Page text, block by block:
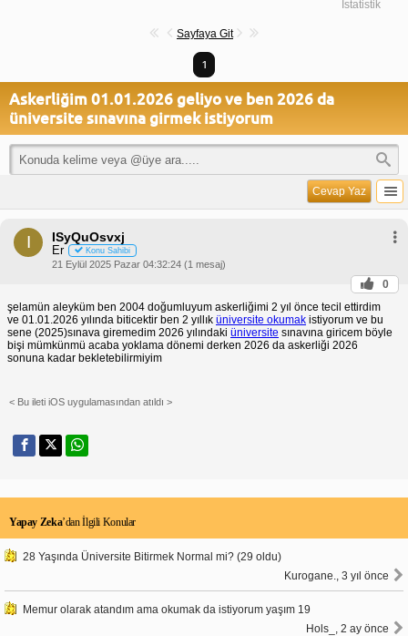
İstatistik
Sayfaya Git
1
Askerliğim 01.01.2026 geliyo ve ben 2026 da
üniversite sınavına girmek istiyorum
Cevap Yaz
I ISyQuOsvxj
Er Konu Sahibi
21 Eylül 2025 Pazar 04:32:24 (1 mesaj)
0
şelamün aleyküm ben 2004 doğumluyum askerliğimi 2 yıl önce tecil ettirdim
ve 01.01.2026 yılında biticektir ben 2 yıllık üniversite okumak istiyorum ve bu
sene (2025)sınava giremedim 2026 yılındaki üniversite sınavına giricem böyle
bişi mümkünmü acaba yoklama dönemi derken 2026 da askerliği 2026
sonuna kadar bekletebilirmiyim
< Bu ileti iOS uygulamasından atıldı >
Yapay Zeka’dan İlgili Konular
28 Yaşında Üniversite Bitirmek Normal mi? (29 oldu)
Kurogane., 3 yıl önce
Memur olarak atandım ama okumak da istiyorum yaşım 19
Hols_, 2 ay önce